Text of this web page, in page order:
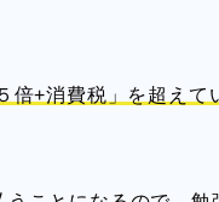
倍+消費税」を超えて